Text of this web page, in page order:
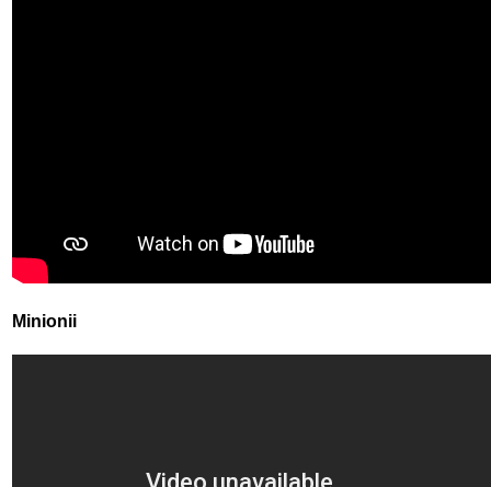
Minionii